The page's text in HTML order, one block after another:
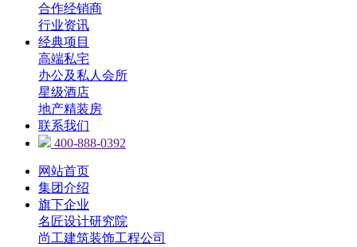
合作经销商
行业资讯
经典项目
高端私宅
办公及私人会所
星级酒店
地产精装房
联系我们
400-888-0392
网站首页
集团介绍
旗下企业
名匠设计研究院
尚工建筑装饰工程公司